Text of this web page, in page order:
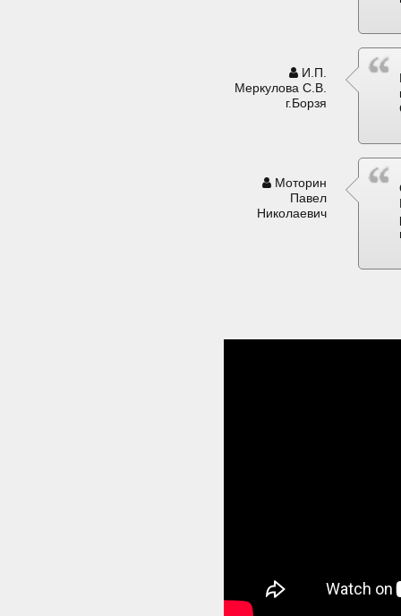
И.П.
Меркулова С.В.
г.Борзя
Моторин
Павел
Николаевич